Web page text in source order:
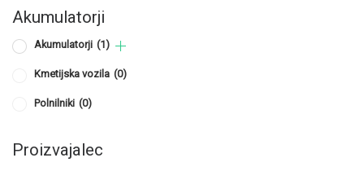
Akumulatorji
Akumulatorji (1)
Kmetijska vozila (0)
Polnilniki (0)
Proizvajalec